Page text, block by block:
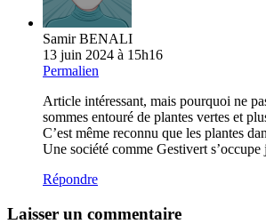
Samir BENALI
13 juin 2024 à 15h16
Permalien
Article intéressant, mais pourquoi ne
sommes entouré de plantes vertes et
C’est même reconnu que les plantes
Une société comme Gestivert s’occupe
Répondre
Laisser un commentaire